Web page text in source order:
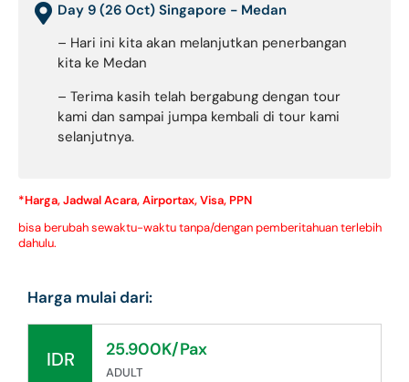
Day 9 (26 Oct) Singapore - Medan
– Hari ini kita akan melanjutkan penerbangan
kita ke Medan
– Terima kasih telah bergabung dengan tour
kami dan sampai jumpa kembali di tour kami
selanjutnya.
*Harga, Jadwal Acara, Airportax, Visa, PPN
bisa berubah sewaktu-waktu tanpa/dengan pemberitahuan terlebih
dahulu.
Harga mulai dari:
IDR 25.900K/Pax
ADULT